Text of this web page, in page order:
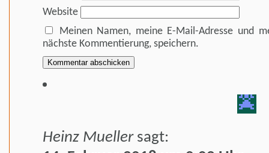
Website
Meinen Namen, meine E-Mail-Adresse und
nächste Kommentierung, speichern.
Heinz Mueller sagt: